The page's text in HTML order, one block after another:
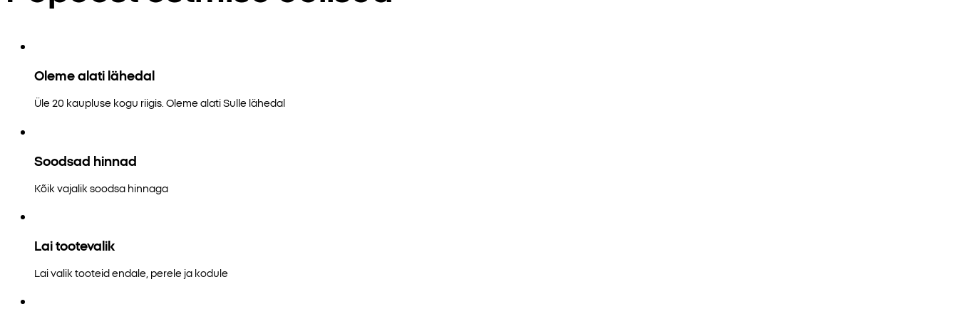
Oleme alati lähedal
Üle 20 kaupluse kogu riigis. Oleme alati Sulle lähedal
Soodsad hinnad
Kõik vajalik soodsa hinnaga
Lai tootevalik
Lai valik tooteid endale, perele ja kodule